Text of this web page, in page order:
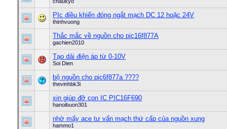
PIc điều khiển đóng ngắt mạch DC 12 hoặc 24V
thinhvuong
Thắc mắc về nguồn cho pic16f877A
gachien2010
Tạo dải điện áp từ 0-10V
Soi Dien
bộ nguồn cho pic6f877a ????
thevinhbk3i
xin giúp đỡ con IC PIC16F690
hanoibuon301
nhờ mấy ace tư vấn mạch thứ cấp của nguồn xung
hammo1